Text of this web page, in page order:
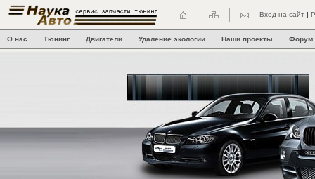
Вход на сайт |
О нас Тюнинг Двигатели Удаление экологии Наши проекты Форум